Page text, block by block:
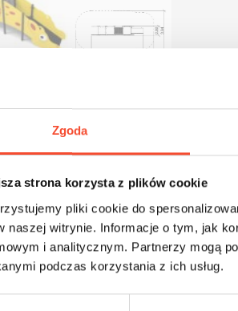
Zgoda
strona korzysta z plików cookie
pliki cookie do
naszej witrynie. Informacje o tym, jak
i analitycznym. Partnerzy mogą
podczas korzystania z ich usług.
tej serii